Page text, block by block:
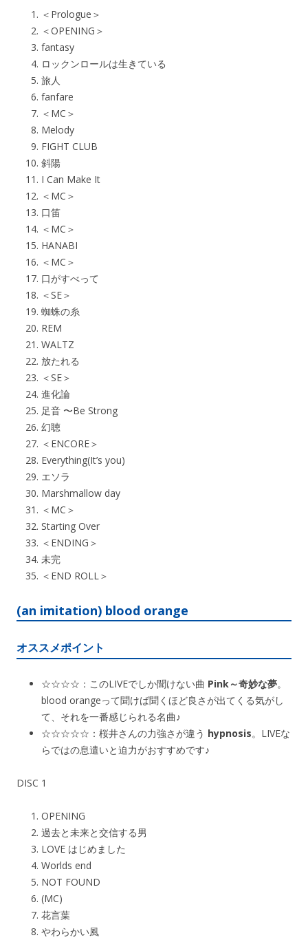
＜Prologue＞
＜OPENING＞
fantasy
ロックンロールは生きている
旅人
fanfare
＜MC＞
Melody
FIGHT CLUB
斜陽
I Can Make It
＜MC＞
口笛
＜MC＞
HANABI
＜MC＞
口がすべって
＜SE＞
蜘蛛の糸
REM
WALTZ
放たれる
＜SE＞
進化論
足音 〜Be Strong
幻聴
＜ENCORE＞
Everything(It’s you)
エソラ
Marshmallow day
＜MC＞
Starting Over
＜ENDING＞
未完
＜END ROLL＞
(an imitation) blood orange
オススメポイント
☆☆☆☆：このLIVEでしか聞けない曲 Pink～奇妙な夢。
blood orangeって聞けば聞くほど良さが出てくる気がし
て、それを一番感じられる名曲♪
☆☆☆☆☆：桜井さんの力強さが違う hypnosis。LIVEな
らではの息遣いと迫力がおすすめです♪
DISC 1
OPENING
過去と未来と交信する男
LOVE はじめました
Worlds end
NOT FOUND
(MC)
花言葉
やわらかい風